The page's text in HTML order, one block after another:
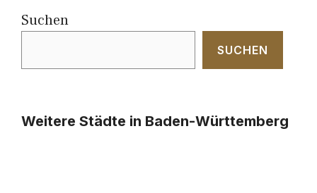
Suchen
SUCHEN
Weitere Städte in Baden-Württemberg